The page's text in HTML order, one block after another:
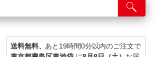
送料無料、 あと19時間0分以内のご注文で